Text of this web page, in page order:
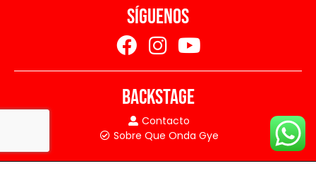
SÍGUENOS
BACKSTAGE
Contacto
Sobre Que Onda Gye